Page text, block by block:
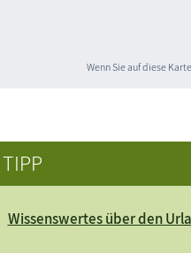
Wenn Sie auf diese
TIPP
Wissenswertes über den